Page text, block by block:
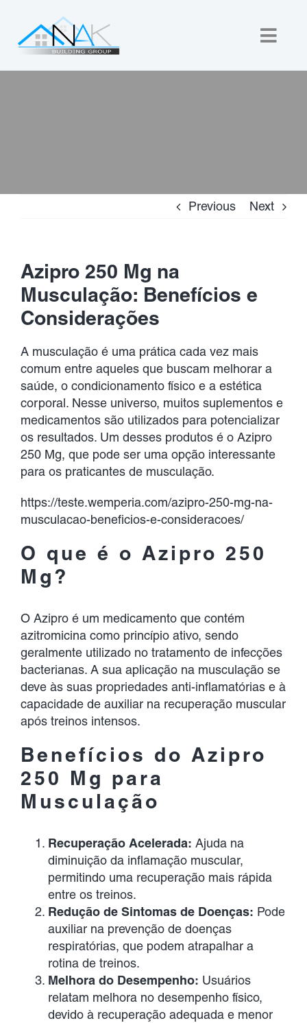
content
Commercial
Developments
Contact Us
Previous Next
Azipro 250 Mg na
Musculação: Benefícios e
Considerações
A musculação é uma prática cada vez mais
comum entre aqueles que buscam melhorar a
saúde, o condicionamento físico e a estética
corporal. Nesse universo, muitos suplementos e
medicamentos são utilizados para potencializar
os resultados. Um desses produtos é o Azipro
250 Mg, que pode ser uma opção interessante
para os praticantes de musculação.
https://teste.wemperia.com/azipro-250-mg-na-
musculacao-beneficios-e-consideracoes/
O que é o Azipro 250
Mg?
O Azipro é um medicamento que contém
azitromicina como princípio ativo, sendo
geralmente utilizado no tratamento de infecções
bacterianas. A sua aplicação na musculação se
deve às suas propriedades anti-inflamatórias e à
capacidade de auxiliar na recuperação muscular
após treinos intensos.
Benefícios do Azipro
250 Mg para
Musculação
Recuperação Acelerada: Ajuda na
diminuição da inflamação muscular,
permitindo uma recuperação mais rápida
entre os treinos.
Redução de Sintomas de Doenças: Pode
auxiliar na prevenção de doenças
respiratórias, que podem atrapalhar a
rotina de treinos.
Melhora do Desempenho: Usuários
relatam melhora no desempenho físico,
devido à recuperação adequada e menor